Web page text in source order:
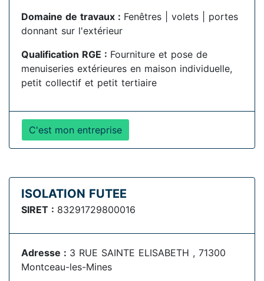
Domaine de travaux : Fenêtres | volets | portes
donnant sur l'extérieur
Qualification RGE : Fourniture et pose de
menuiseries extérieures en maison individuelle,
petit collectif et petit tertiaire
C'est mon entreprise
ISOLATION FUTEE
SIRET : 83291729800016
Adresse : 3 RUE SAINTE ELISABETH , 71300
Montceau-les-Mines